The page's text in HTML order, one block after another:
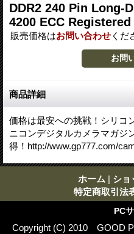
DDR2 240 Pin Long-
4200 ECC Registered
販売価格はお問い合わせ くだ
商品詳細
価格は最安への挑戦！シリコ
ニコンデジタルカメラマガジ
得！http://www.gp777.com/
ホーム | ショ
特定商取引法
PC
Copyright (C) 2010 GOOD